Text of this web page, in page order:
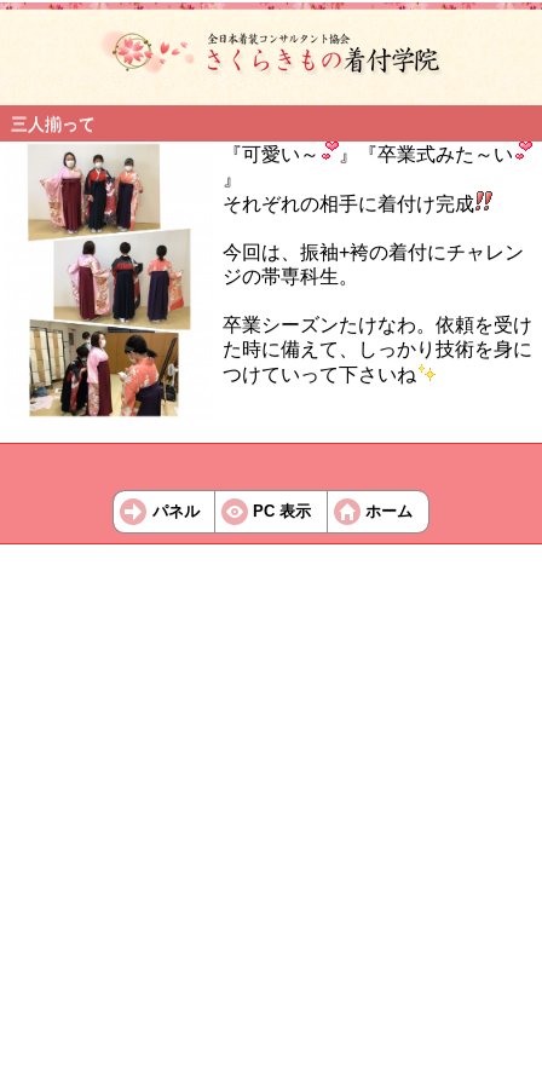
三人揃って
『可愛い～
』『卒業式みた～い
』
それぞれの相手に着付け完成
今回は、振袖+袴の着付にチャレン
ジの帯専科生。
卒業シーズンたけなわ。依頼を受け
た時に備えて、しっかり技術を身に
つけていって下さいね
パネル PC 表示 ホーム